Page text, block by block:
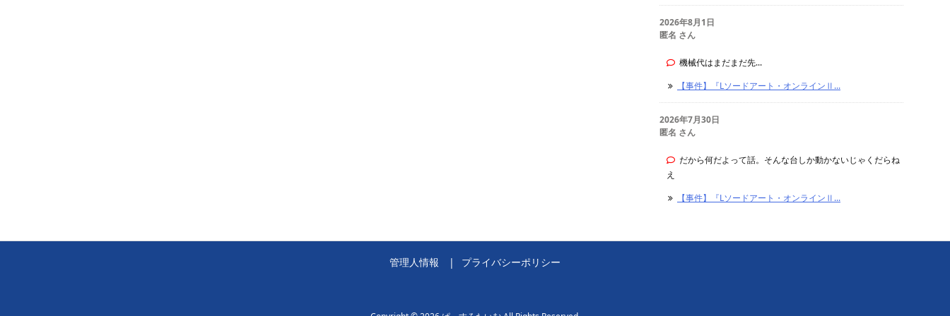
2026年8月1日
匿名 さん
機械代はまだまだ先...
【事件】『Lソードアート・オンラインⅡ...
2026年7月30日
匿名 さん
だから何だよって話。そんな台しか動かないじゃくだらね
え
【事件】『Lソードアート・オンラインⅡ...
管理人情報 プライバシーポリシー